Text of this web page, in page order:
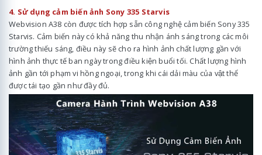
4. Sử dụng cảm biến ảnh Sony 335 Starvis
Webvision A38 còn được tích hợp sẵn công nghệ cảm biến Sony 335
Starvis. Cảm biến này có khả năng thu nhận ánh sáng trong các môi
trường thiếu sáng, điều này sẽ cho ra hình ảnh chất lượng gần với
hình ảnh thực tế ban ngày trong điều kiện buổi tối. Chất lượng hình
ảnh gần tới phạm vi hồng ngoại, trong khi cái dải màu của vật thể
được tái tạo gần như đầy đủ.